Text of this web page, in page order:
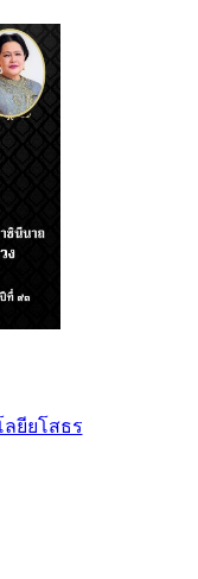
ยียโสธร